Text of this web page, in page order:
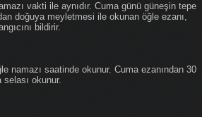
vakti ile aynıdır. Cuma günü güneşin tepe
doğuya meyletmesi ile okunan öğle ezanı,
bildirir.
namazı saatinde okunur. Cuma ezanından 30
okunur.